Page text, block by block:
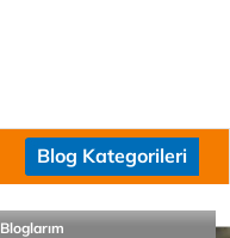
Blog Kategorileri
Bloglarım